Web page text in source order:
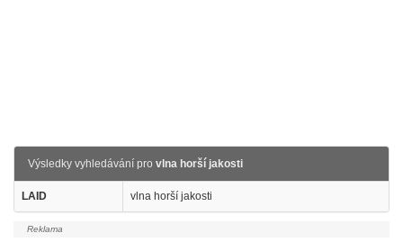
Výsledky vyhledávání pro vlna horší jakosti
LAID vlna horší jakosti